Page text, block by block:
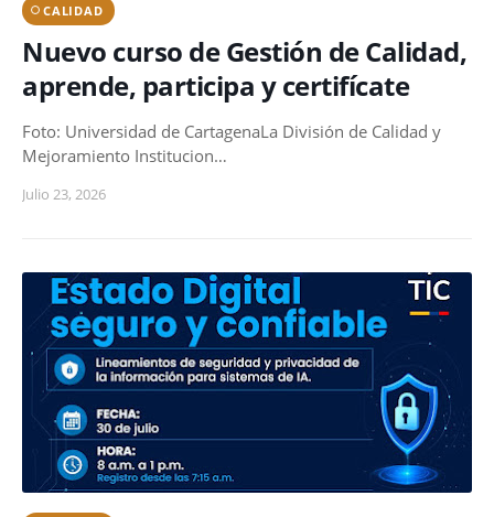
CALIDAD
Nuevo curso de Gestión de Calidad,
aprende, participa y certifícate
Foto: Universidad de CartagenaLa División de Calidad y
Mejoramiento Institucion…
Julio 23, 2026